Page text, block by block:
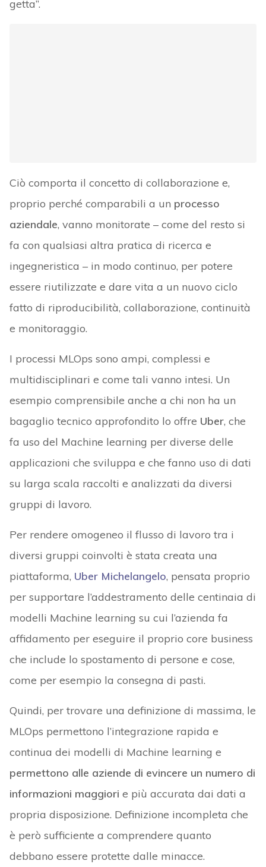
getta”.
Ciò comporta il concetto di collaborazione e,
proprio perché comparabili a un processo
aziendale, vanno monitorate – come del resto si
fa con qualsiasi altra pratica di ricerca e
ingegneristica – in modo continuo, per potere
essere riutilizzate e dare vita a un nuovo ciclo
fatto di riproducibilità, collaborazione, continuità
e monitoraggio.
I processi MLOps sono ampi, complessi e
multidisciplinari e come tali vanno intesi. Un
esempio comprensibile anche a chi non ha un
bagaglio tecnico approfondito lo offre Uber, che
fa uso del Machine learning per diverse delle
applicazioni che sviluppa e che fanno uso di dati
su larga scala raccolti e analizzati da diversi
gruppi di lavoro.
Per rendere omogeneo il flusso di lavoro tra i
diversi gruppi coinvolti è stata creata una
piattaforma, Uber Michelangelo, pensata proprio
per supportare l’addestramento delle centinaia di
modelli Machine learning su cui l’azienda fa
affidamento per eseguire il proprio core business
che include lo spostamento di persone e cose,
come per esempio la consegna di pasti.
Quindi, per trovare una definizione di massima, le
MLOps permettono l’integrazione rapida e
continua dei modelli di Machine learning e
permettono alle aziende di evincere un numero di
informazioni maggiori e più accurata dai dati a
propria disposizione. Definizione incompleta che
è però sufficiente a comprendere quanto
debbano essere protette dalle minacce.